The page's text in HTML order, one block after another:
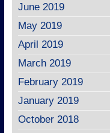
June 2019
May 2019
April 2019
March 2019
February 2019
January 2019
October 2018